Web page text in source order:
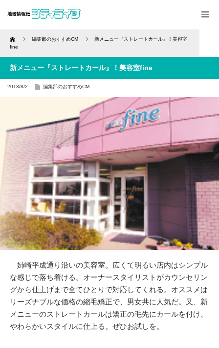
Home 編集部のおすすめCM
新メニュー『ストレートカール』！美容室
fine
新メニュー『ストレートカール』！美容室fine
2013/8/2 編集部のおすすめCM
姉崎平成通り沿いの美容室。広くて明るい店内はシンプル
な感じで落ち着ける。オーナースタイリストがカウンセリン
グから仕上げまで全てひとりで対応してくれる。オススメは
リーズナブルな価格の縮毛矯正で、男女共に人気だ。又、新
メニューのストレートカールは矯正の毛先にカールを付け、
やわらかいスタイルに仕上る。ぜひお試しを。